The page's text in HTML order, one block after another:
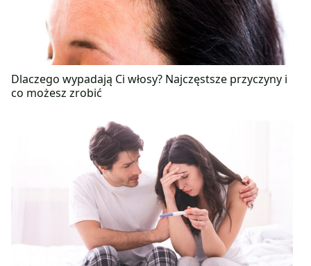
Dlaczego wypadają Ci włosy? Najczęstsze przyczyny i
co możesz zrobić